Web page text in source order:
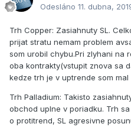
Odesláno 11. dubna,
Trh Copper: Zasiahnuty SL.
prijat stratu nemam problem
som urobil chybu.Pri zlyhani na
oba kontrakty(vstupit znova sa
kedze trh je v uptrende som
Trh Palladium: Takisto
obchod uplne v poriadku. Trh
o protitrend, SL agresivne